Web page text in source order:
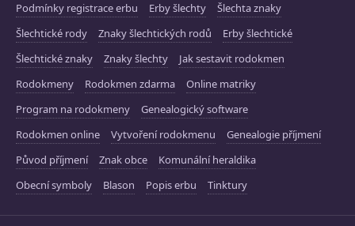
Podmínky registrace erbu
Erby šlechty
Šlechta znaky
Šlechtické rody
Znaky šlechtických rodů
Erby šlechtické
Šlechtické znaky
Znaky šlechty
Jak sestavit rodokmen
Rodokmeny
Rodokmen zdarma
Online matriky
Program na rodokmeny
Genealogický software
Rodokmen online
Vytvoření rodokmenu
Genealogie příjmení
Původ příjmení
Znak obce
Komunální heraldika
Obecní symboly
Blason Popis erbu Tinktury